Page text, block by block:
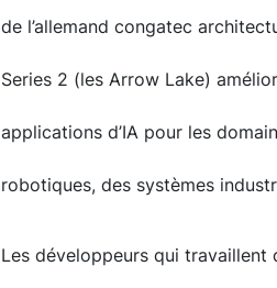
de l’allemand congatec
Series 2 (les Arrow Lake)
applications d’IA pour les
robotiques, des systèmes
Les développeurs qui travaillent